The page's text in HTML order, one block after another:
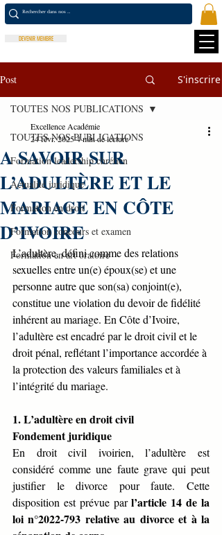
DEVENIR MEMBRE
Post S'inscrire
TOUTES NOS PUBLICATIONS
Formation leadership chrétien
Actualité juridique
Formation en droit
Formation concours et examen
Formation en art oratoire
TOUTES NOS PUBLICATIONS
A SAVOIR SUR
L’ADULTÈRE ET LE
MARIAGE EN CÔTE
D’IVOIRE
Excellence Académie
24 févr. 20254 min de lecture
L’adultère, défini comme des relations
sexuelles entre un(e) époux(se) et une
personne autre que son(sa) conjoint(e),
constitue une violation du devoir de fidélité
inhérent au mariage. En Côte d’Ivoire,
l’adultère est encadré par le droit civil et le
droit pénal, reflétant l’importance accordée à
la protection des valeurs familiales et à
l’intégrité du mariage.
1. L’adultère en droit civil
Fondement juridique
En droit civil ivoirien, l’adultère est
considéré comme une faute grave qui peut
justifier le divorce pour faute. Cette
disposition est prévue par l’article 14 de la
loi n°2022-793 relative au divorce et à la